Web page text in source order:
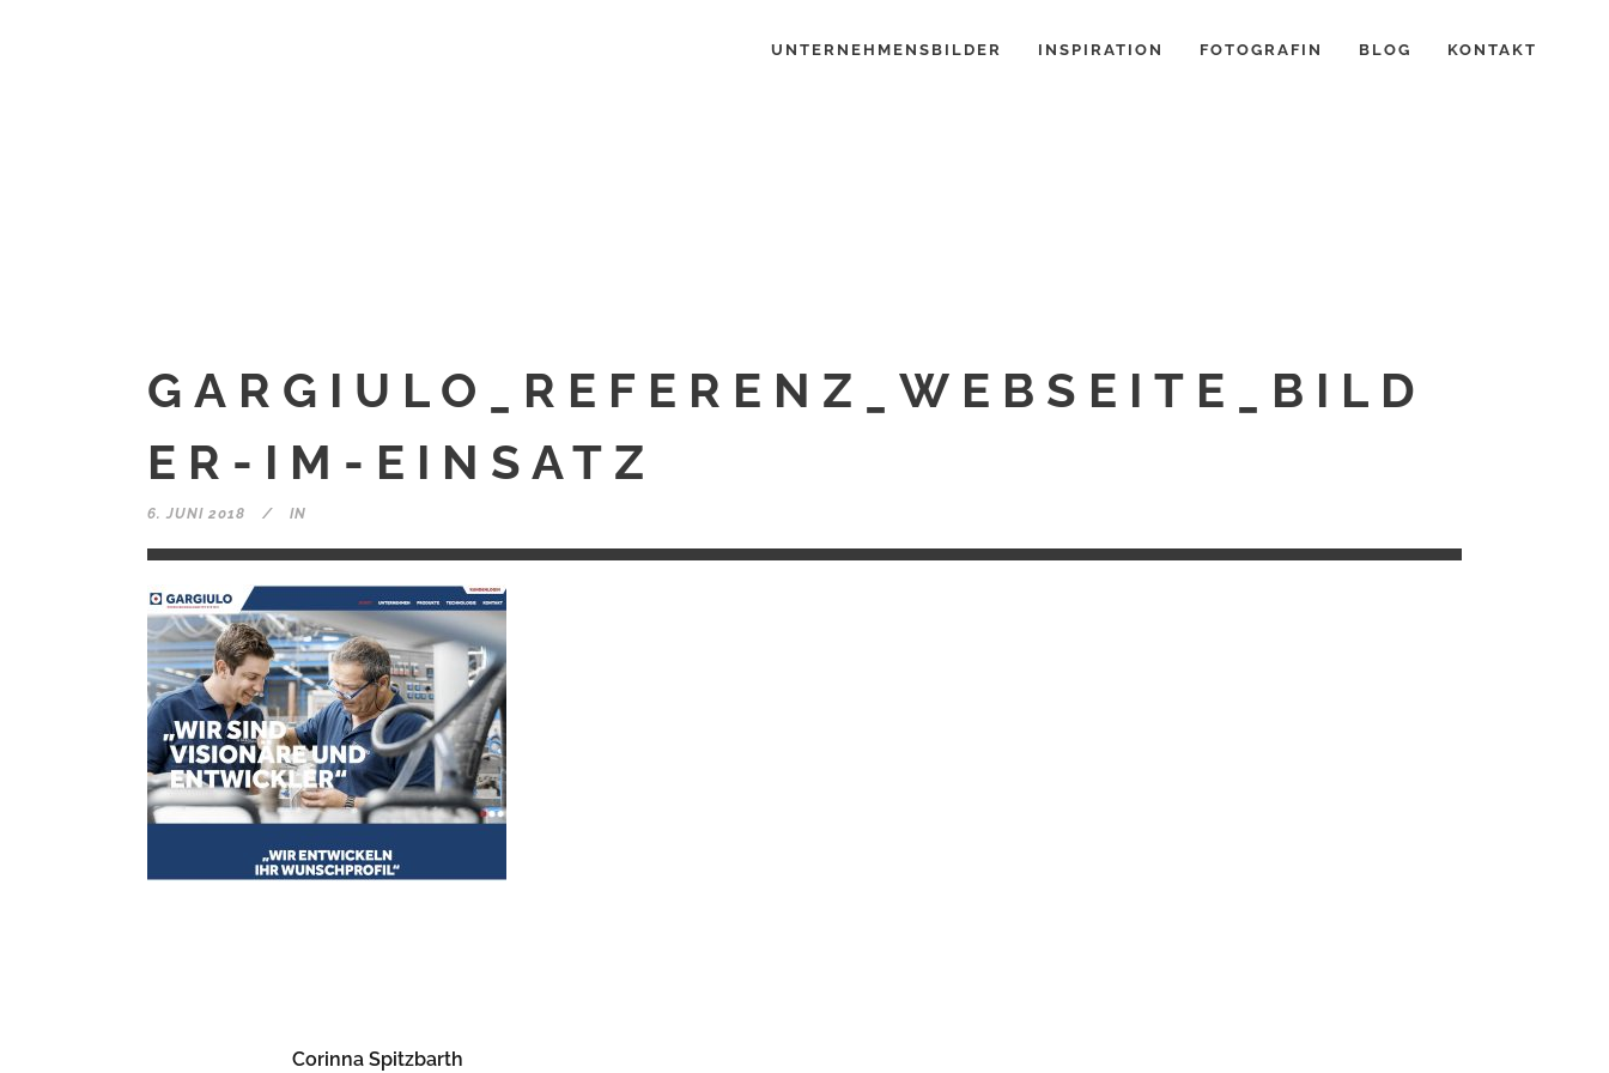
UNTERNEHMENSBILDER INSPIRATION FOTOGRAFIN BLOG KONTAKT
GARGIULO_REFERENZ_WEBSEITE_BILD
ER-IM-EINSATZ
6. JUNI 2018 IN
Corinna Spitzbarth